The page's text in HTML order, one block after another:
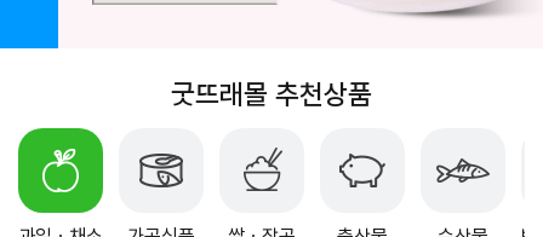
굿뜨래몰 추천상품